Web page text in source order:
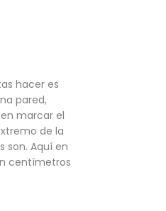
hacer es
pared,
marcar el
de la
son. Aquí en
centímetros